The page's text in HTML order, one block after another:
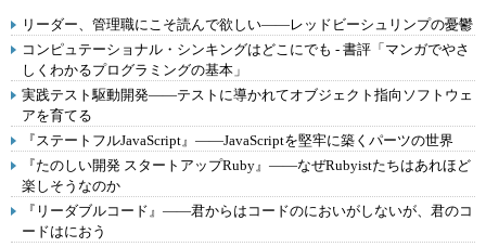
リーダー、管理職にこそ読んで欲しい――レッドビーシュリンプの憂鬱
コンピュテーショナル・シンキングはどこにでも - 書評「マンガでやさ
しくわかるプログラミングの基本」
実践テスト駆動開発――テストに導かれてオブジェクト指向ソフトウェ
アを育てる
『ステートフルJavaScript』――JavaScriptを堅牢に築くパーツの世界
『たのしい開発 スタートアップRuby』――なぜRubyistたちはあれほど
楽しそうなのか
『リーダブルコード』――君からはコードのにおいがしないが、君のコ
ードはにおう